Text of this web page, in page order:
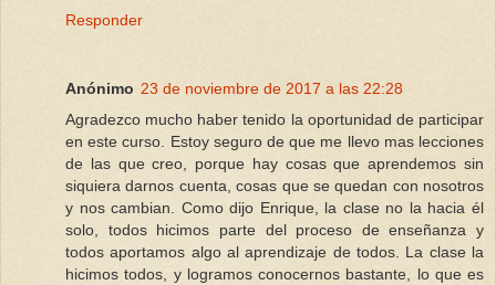
Responder
Anónimo 23 de noviembre de 2017 a las 22:28
Agradezco mucho haber tenido la oportunidad de participar
en este curso. Estoy seguro de que me llevo mas lecciones
de las que creo, porque hay cosas que aprendemos sin
siquiera darnos cuenta, cosas que se quedan con nosotros
y nos cambian. Como dijo Enrique, la clase no la hacia él
solo, todos hicimos parte del proceso de enseñanza y
todos aportamos algo al aprendizaje de todos. La clase la
hicimos todos, y logramos conocernos bastante, lo que es